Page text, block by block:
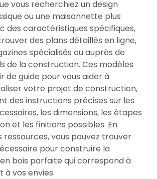
vous recherchiez un design
ou une maisonnette plus
des caractéristiques spécifiques,
des plans détaillés en ligne,
spécialisés ou auprès de
de la construction. Ces modèles
de guide pour vous aider à
votre projet de construction,
des instructions précises sur les
les dimensions, les étapes
et les finitions possibles. En
vous pouvez trouver
pour construire la
bois parfaite qui correspond à
à vos envies.